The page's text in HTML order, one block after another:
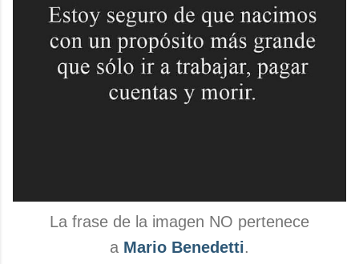
La frase de la imagen NO pertenece
a Mario Benedetti.